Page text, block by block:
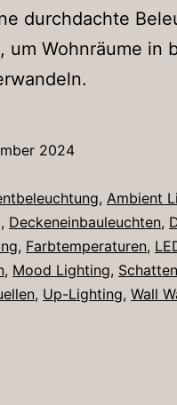
durchdachte
um Wohnräume in
2024
, Ambient
, Deckeneinbauleuchten,
, Farbtemperaturen,
, Mood Lighting,
, Up-Lighting, Wall